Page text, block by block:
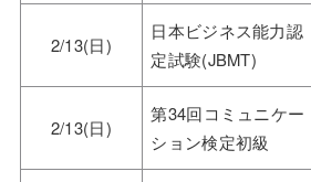
2/13(日)
日本ビジネス能力認
定試験(JBMT)
2/13(日)
第34回コミュニケー
ション検定初級